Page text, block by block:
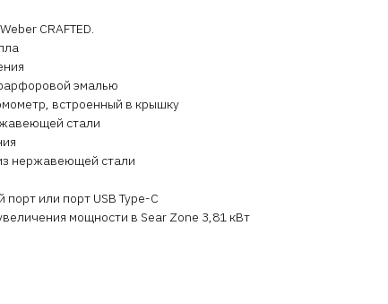
CRAFTED.
эмалью
встроенный в крышку
стали
нержавеющей стали
или порт USB Type-C
мощности в Sear Zone 3,81 кВт